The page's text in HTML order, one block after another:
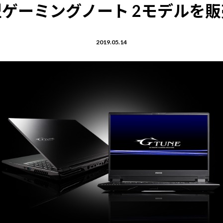
ーミングノート 2モデルを
2019.05.14